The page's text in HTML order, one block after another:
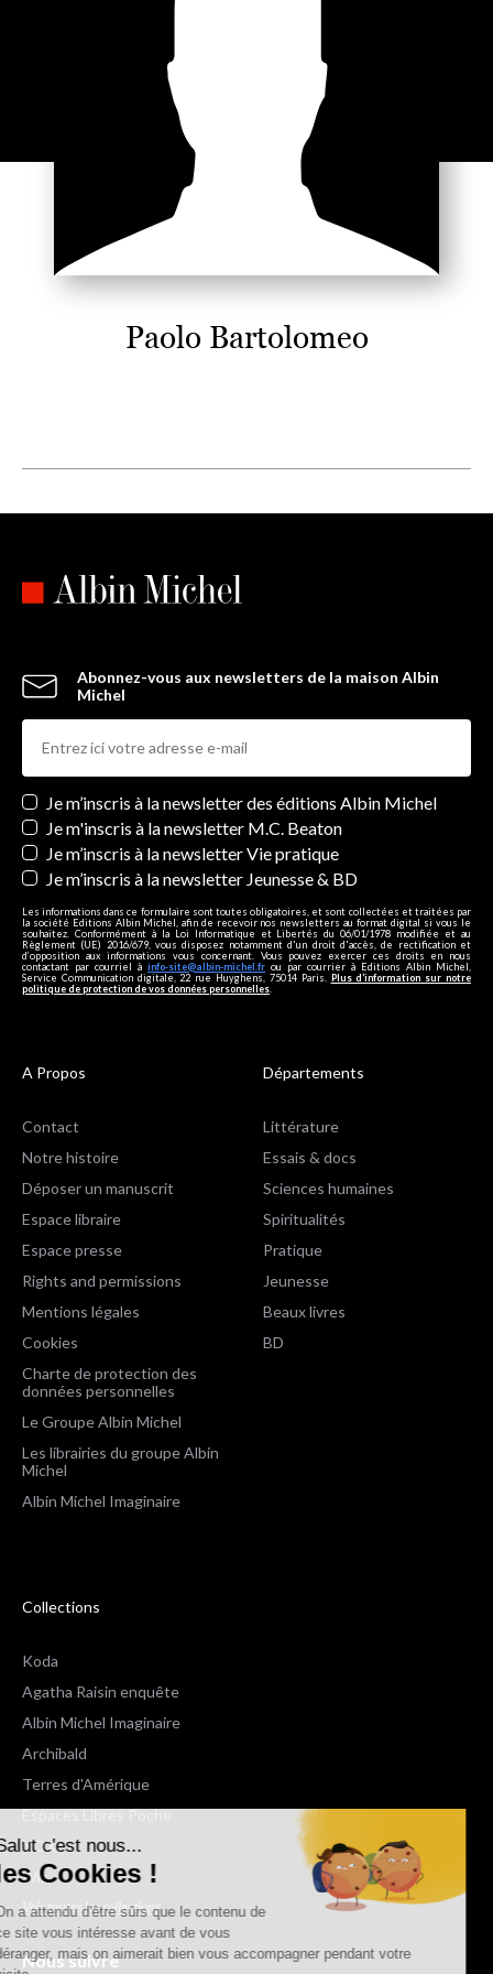
Salut c'est nous...
les Cookies !
On a attendu d'être sûrs que le contenu de
ce site vous intéresse avant de vous
déranger, mais on aimerait bien vous accompagner pendant votre
Paolo Bartolomeo
Abonnez-vous aux newsletters de la maison Albin
Michel
Newsletters
Je m’inscris à la newsletter des éditions Albin Michel
Je m'inscris à la newsletter M.C. Beaton
Je m’inscris à la newsletter Vie pratique
Je m’inscris à la newsletter Jeunesse & BD
Les informations dans ce formulaire sont toutes obligatoires, et sont collectées et traitées par
la société Editions Albin Michel, afin de recevoir nos newsletters au format digital si vous le
souhaitez. Conformément à la Loi Informatique et Libertés du 06/01/1978 modifiée et au
Règlement (UE) 2016/679, vous disposez notamment d'un droit d'accès, de rectification et
d’opposition aux informations vous concernant. Vous pouvez exercer ces droits en nous
contactant par courriel à info-site@albin-michel.fr ou par courrier à Editions Albin Michel,
Service Communication digitale, 22 rue Huyghens, 75014 Paris. Plus d’information sur notre
politique de protection de vos données personnelles
A Propos
Contact
Notre histoire
Déposer un manuscrit
Espace libraire
Espace presse
Rights and permissions
Mentions légales
Cookies
Charte de protection des
données personnelles
Le Groupe Albin Michel
Les librairies du groupe Albin
Michel
Albin Michel Imaginaire
Départements
Littérature
Essais & docs
Sciences humaines
Spiritualités
Pratique
Jeunesse
Beaux livres
BD
Collections
Koda
Agatha Raisin enquête
Albin Michel Imaginaire
Archibald
Terres d'Amérique
Espaces Libres Poche
NOX
Wiz
Voir toutes les collections
Nous suivre